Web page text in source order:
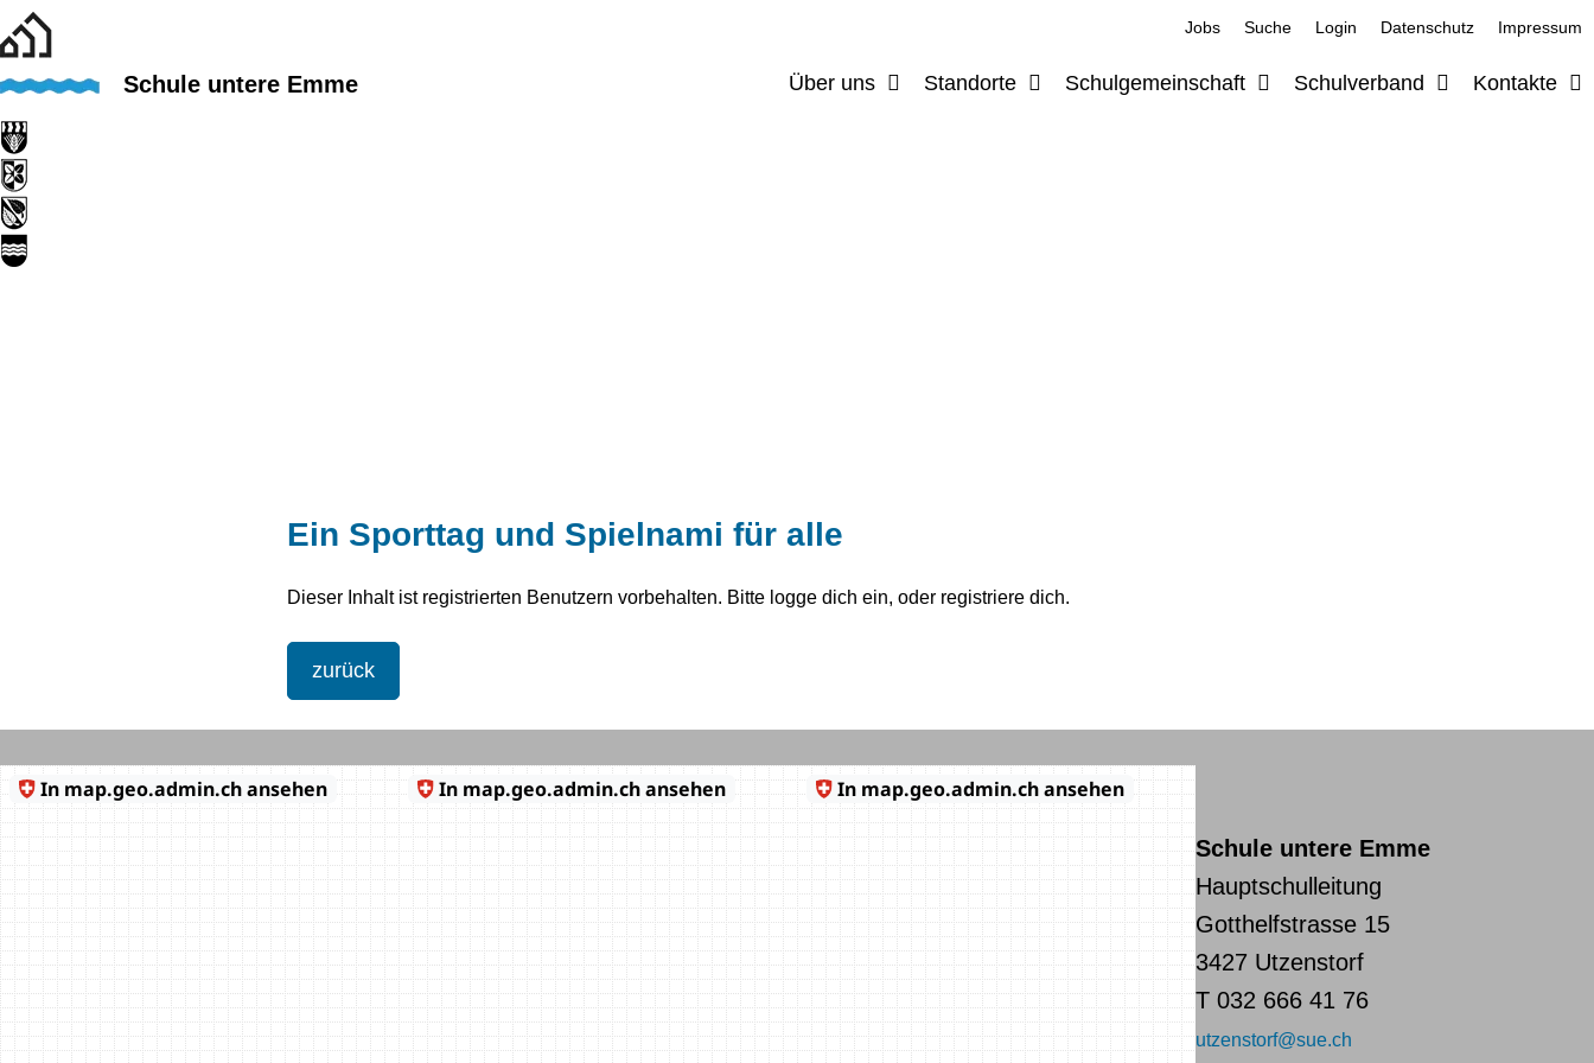
Schule untere Emme
Jobs Suche Login Datenschutz Impressum
Über uns Standorte Schulgemeinschaft Schulverband Kontakte
Ein Sporttag und Spielnami für alle
Dieser Inhalt ist registrierten Benutzern vorbehalten. Bitte logge dich ein, oder registriere dich.
zurück
Schule untere Emme
Hauptschulleitung
Gotthelfstrasse 15
3427 Utzenstorf
T 032 666 41 76
utzenstorf@sue.ch